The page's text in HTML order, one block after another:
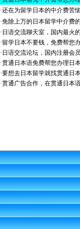
·还在为留学日本的中介费苦
·免除上万的日本留学中介费
· 日语交流聊天室，国内最火
·留学日本不要钱，免费帮您办
· 日语交流论坛，国内注册会
·贯通日本语免费帮您办理日本
·要想去日本留学就找贯通日
·贯通广告合作，在贯通日本